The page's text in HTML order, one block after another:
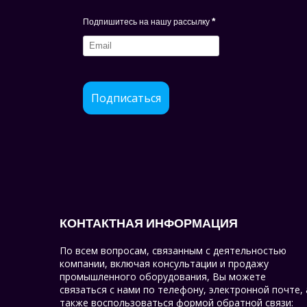
Подпишитесь на нашу рассылку *
Подписаться
КОНТАКТНАЯ ИНФОРМАЦИЯ
По всем вопросам, связанным с деятельностью
компании, включая консультации и продажу
промышленного оборудования, Вы можете
связаться с нами по телефону, электронной почте,
также воспользоваться формой обратной связи: